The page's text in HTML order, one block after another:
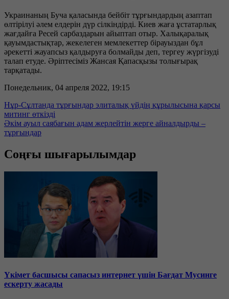
Украинаның Буча қаласында бейбіт тұрғындардың азаптап
өлтірілуі әлем елдерін дүр сілкіндірді. Киев жаға ұстатарлық
жағдайға Ресей сарбаздарын айыптап отыр. Халықаралық
қауымдастықтар, жекелеген мемлекеттер бірауыздан бұл
әрекетті жауапсыз қалдыруға болмайды деп, тергеу жүргізуді
талап етуде. Әріптесіміз Жансая Қапасқызы толығырақ
тарқатады.
Понедельник, 04 апреля 2022, 19:15
Нұр-Сұлтанда тұрғындар элиталық үйдің құрылысына қарсы
митинг өткізді
Әкім ауыл саябағын адам жерлейтін жерге айналдырды –
тұрғындар
Соңғы шығарылымдар
Үкімет басшысы сапасыз интернет үшін Бағдат Мусинге
ескерту жасады